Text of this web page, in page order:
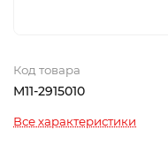
Код товара
M11-2915010
Все характеристики